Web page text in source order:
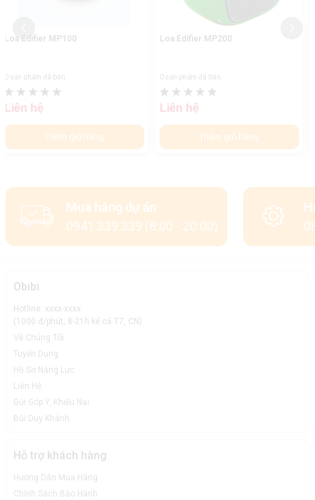
Loa Edifier MP200
0 sản phẩm đã bán
Liên hệ
Thêm giỏ hàng
Loa Edifier MP270
0 sản phẩm đã bán
Liên hệ
Thêm giỏ hàng
Mua hàng dự án
0941 339 339 (8:00 - 20:00)
Obibi
Hotline: xxxx-xxxx
(1000 đ/phút, 8-21h kể cả T7, CN)
Về Chúng Tôi
Tuyển Dụng
Hồ Sơ Năng Lực
Liên Hệ
Gửi Góp Ý, Khiếu Nại
Bùi Duy Khánh
Hỗ trợ khách hàng
Hướng Dẫn Mua Hàng
Chính Sách Bảo Hành